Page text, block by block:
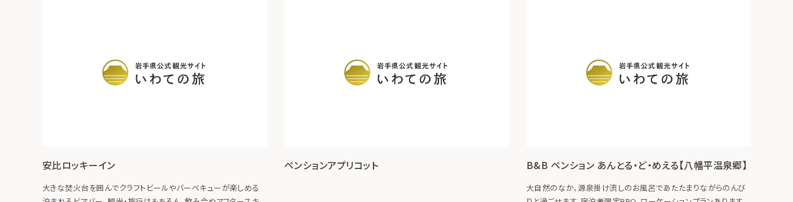
安比ロッキーイン
大きな焚火台を囲んでクラフトビールやバーベキューが楽しめる
ペンションアプリコット B&B ペンション あんとる・ど・めえる【八幡平温泉郷】
大自然のなか、源泉掛け流しのお風呂であたたまりながらのんび